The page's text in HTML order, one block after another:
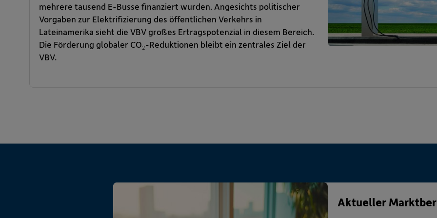
mehrere tausend E-Busse finanziert wurden. Angesichts politischer
Vorgaben zur Elektrifizierung des öffentlichen Verkehrs in
Lateinamerika sieht die VBV großes Ertragspotenzial in diesem Bereich.
Die Förderung globaler CO₂-Reduktionen bleibt ein zentrales Ziel der
VBV.
Aktueller